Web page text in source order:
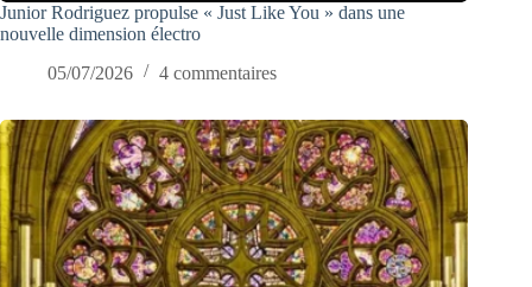
Junior Rodriguez propulse « Just Like You » dans une
nouvelle dimension électro
05/07/2026
4 commentaires